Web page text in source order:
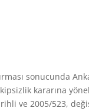
sonucunda
kararına
ve 2005/523,